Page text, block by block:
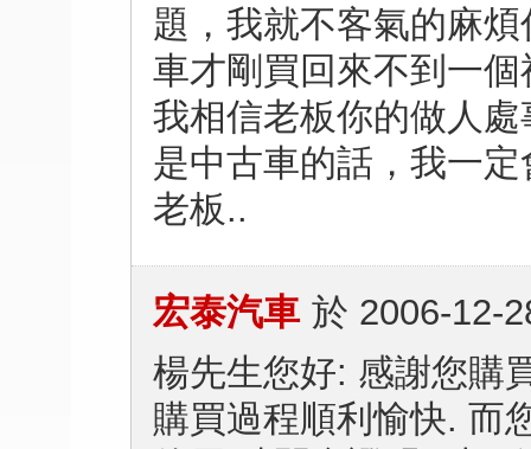
題，我就不客氣的麻
車才剛買回來不到一
我相信老板你的做人
是中古車的話，我一
老板..
宏泰汽車 於 2006-12-
楊先生您好: 感謝您購
購買過程順利愉快. 而